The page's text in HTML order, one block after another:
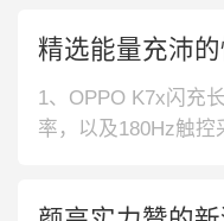
精选能量充沛
1、OPPO K7x闪充
率，以及180Hz触控